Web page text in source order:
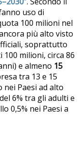
uso di
100 milioni nel
più alto visto
soprattutto
100 milioni, circa 86
e almeno 15
tra 13 e 15
nei Paesi ad alto
6% tra gli adulti e
0,5% nei Paesi a